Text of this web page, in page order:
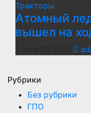
Тракторы
Атомный
вышел на
Рубрики
Без рубрики
ГПО